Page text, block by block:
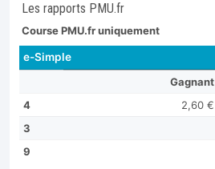
Les rapports PMU.fr
Course PMU.fr uniquement
e-Simple
Gagnant
4
2,60 €
3
9